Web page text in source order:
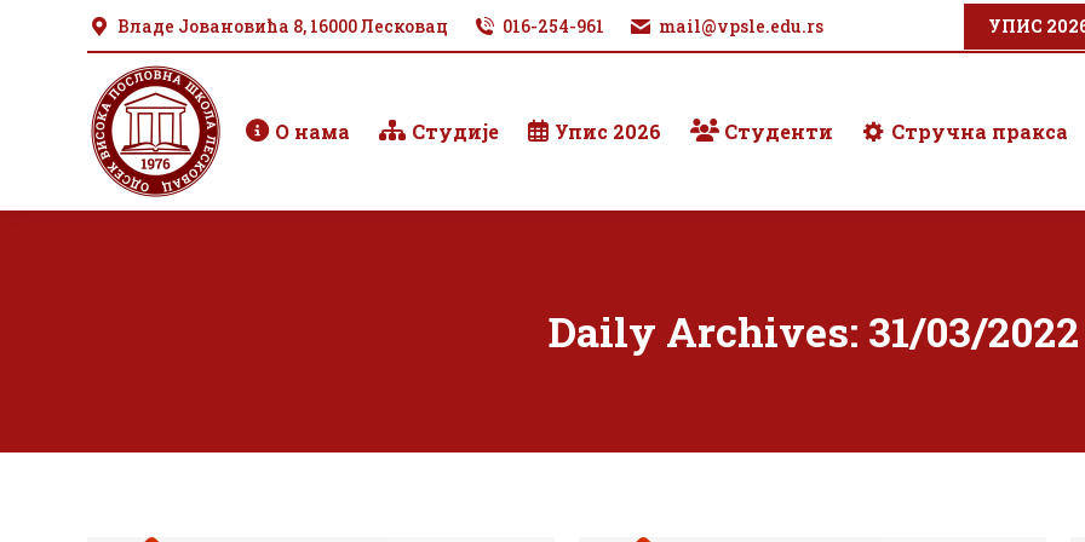
Владе Јовановића 8, 16000 Лесковац 016-254-961 mail@vpsle.edu.rs УПИС
О нама Студије Упис 2026 Студенти Стручна пракса
Daily Archives: 31/03/2022